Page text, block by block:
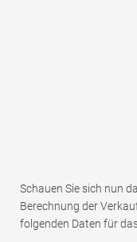
Schauen Sie sich nun
Berechnung der
folgenden Daten für das